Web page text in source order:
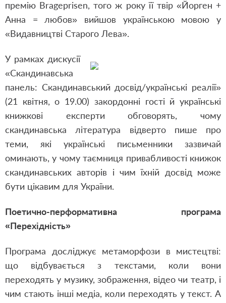
премію Brageprisen, того ж року її твір «Йорген +
Анна = любов» вийшов українською мовою у
«Видавництві Старого Лева».
У рамках дискусії
«Скандинавська
панель: Скандинавський досвід/українські реалії»
(21 квітня, о 19.00) закордонні гості й українські
книжкові експерти обговорять, чому
скандинавська література відверто пише про
теми, які українські письменники зазвичай
оминають, у чому таємниця привабливості книжок
скандинавських авторів і чим їхній досвід може
бути цікавим для України.
Поетично-перформативна програма
«Перехідність»
Програма досліджує метаморфози в мистецтві:
що відбувається з текстами, коли вони
переходять у музику, зображення, відео чи театр, і
чим стають інші медіа, коли переходять у текст. А